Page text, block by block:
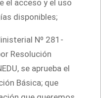
el acceso y el uso
disponibles;
Nº 281-
Resolución
se aprueba el
Básica; que